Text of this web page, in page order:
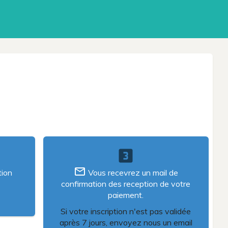
looks_3
mail_outline Vous recevrez un mail de
confirmation des reception de votre
paiement.
Si votre inscription n'est pas validée
après 7 jours, envoyez nous un email